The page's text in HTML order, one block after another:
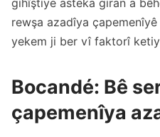
rewşa azadîya
yekem ji ber vî faktorî
Bocandé: Bê
çapemenîya